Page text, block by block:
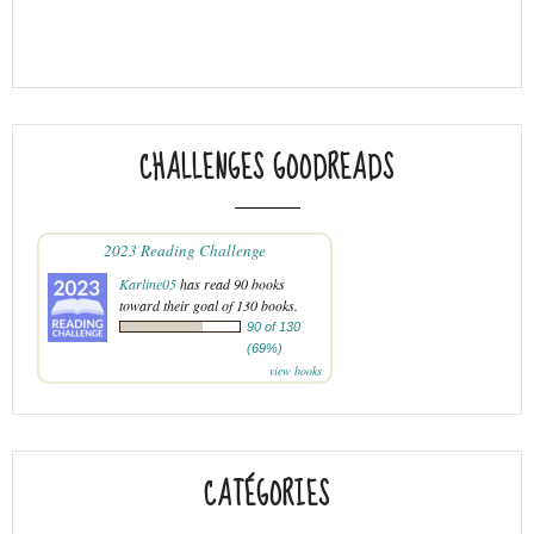
CHALLENGES GOODREADS
2023 Reading Challenge
Karline05has read 90 books
toward their goal of 130 books.
90 of 130
(69%)
view books
CATÉGORIES